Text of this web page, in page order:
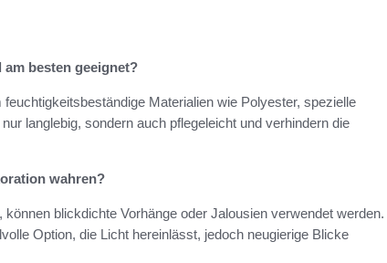
besten geeignet?
Materialien wie Polyester, spezielle
langlebig, sondern auch pflegeleicht und verhindern die
wahren?
blickdichte Vorhänge oder Jalousien verwendet werden.
Option, die Licht hereinlässt, jedoch neugierige Blicke